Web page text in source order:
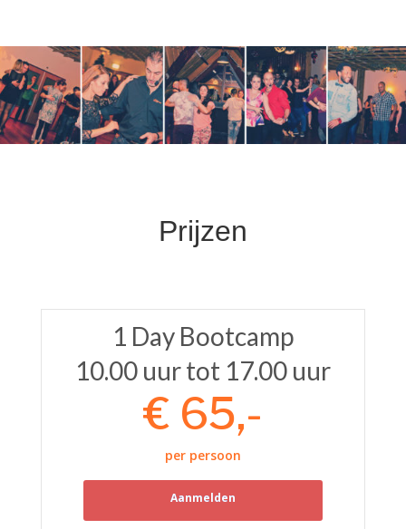
Prijzen
1 Day Bootcamp
10.00 uur tot 17.00 uur
€ 65,-
per persoon
Aanmelden